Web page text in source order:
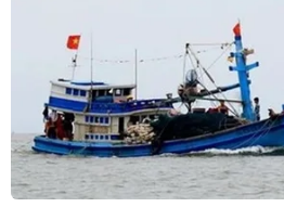
13/12/2023 06:56
Xem thêm